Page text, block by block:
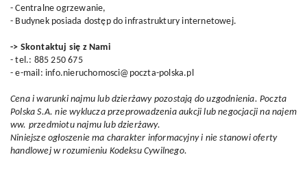
- Centralne ogrzewanie,
- Budynek posiada dostęp do infrastruktury internetowej.
-> Skontaktuj się z Nami
- tel.: 885 250 675
- e-mail: info.nieruchomosci@poczta-polska.pl
Cena i warunki najmu lub dzierżawy pozostają do uzgodnienia. Poczta
Polska S.A. nie wyklucza przeprowadzenia aukcji lub negocjacji na najem
ww. przedmiotu najmu lub dzierżawy.
Niniejsze ogłoszenie ma charakter informacyjny i nie stanowi oferty
handlowej w rozumieniu Kodeksu Cywilnego.